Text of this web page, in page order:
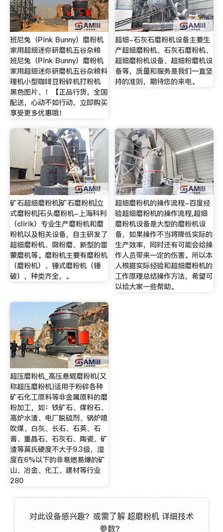
班尼兔（Pink Bunny）磨粉机
家用超细迷你研磨机五谷杂粮
班尼兔（Pink Bunny）磨粉机
家用超细迷你研磨机五谷杂粮料
理机小型咖啡豆粉碎机打粉机
黑色图片、！【正品行货，全国
配送，心动不如行动，立即购买
享受更多优惠哦！
超细-石灰石磨粉机设备主要生
产超细磨粉机、石灰石磨粉机、
超细磨粉机设备、超细粉磨机设
备等，质量和服务是我们一直坚
持的准则，期待您的来电。
矿石超细磨粉机|矿石磨粉机|立
式磨粉机|石头磨粉机-上海科利
（clirik）专业生产磨粉机和磨
粉机以及相关设备，自主研发了
超细磨粉机、微粉磨、新型的雷
蒙磨机等。磨粉机主要有磨粉机
（磨粉机）、锤式磨粉机（锤
破），种类齐全，。
超细磨粉机的操作流程-百度经
验超细磨粉机的操作流程,超细
磨粉机设备是大型的磨粉机设
备，如果操作不当将降低实际的
生产效率，同时还有可能会给操
作人员带来一定的伤害。所以本
人根据实际经验和超细磨粉机的
工作原理总结操作方法，希望可
以给大家一些帮助。
超压磨粉机_高压悬辊磨粉机(又
称超压磨粉机)适用于粉碎各种
矿石化工原料等非金属原料的磨
粉加工，如：铁矿石、煤粉石、
高炉水渣、电厂脱硫剂、锅炉喷
吹煤、白灰、长石、石英、石
膏、重晶石、石灰石、陶瓷、矿
渣等莫氏硬度不大于9.3级，湿
度在6%以下的非易燃易爆的矿
山、冶金、化工、建材等行业
280
对此设备感兴趣？或需了解 超磨粉机 详细技术
参数？